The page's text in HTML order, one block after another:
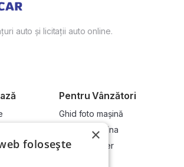
auto și licitații auto online.
Pentru Vânzători
Ghid foto mașină
Vinde-ți mașina
Devino dealer
×
folosește